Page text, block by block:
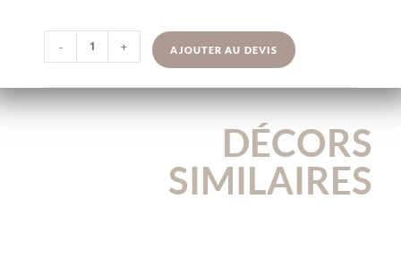
- + AJOUTER AU DEVIS
DÉCORS
SIMILAIRES